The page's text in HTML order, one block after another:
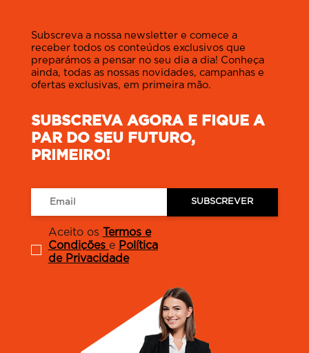
Subscreva a nossa newsletter e comece a
receber todos os conteúdos exclusivos que
preparámos a pensar no seu dia a dia! Conheça
ainda, todas as nossas novidades, campanhas e
ofertas exclusivas, em primeira mão.
SUBSCREVA AGORA E FIQUE A
PAR DO SEU FUTURO,
PRIMEIRO!
Aceito os Termos e
Condições e Política
de Privacidade
SUBSCREVER